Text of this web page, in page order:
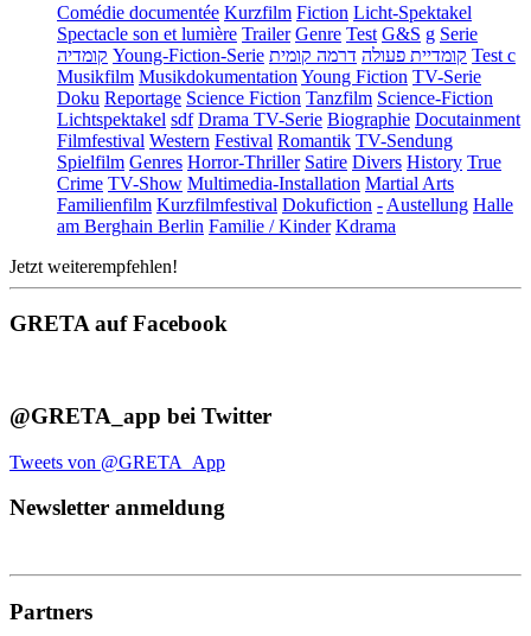
Comédie documentée Kurzfilm Fiction Licht-Spektakel
Spectacle son et lumière Trailer Genre Test G&S g Serie
קומדיה Young-Fiction-Serie קומדיית פעולה דרמה קומית
Test c
Musikfilm Musikdokumentation Young Fiction TV-Serie
Doku Reportage Science Fiction Tanzfilm Science-Fiction
Lichtspektakel sdf Drama TV-Serie Biographie Docutainment
Filmfestival Western Festival Romantik TV-Sendung
Spielfilm Genres Horror-Thriller Satire Divers History True
Crime TV-Show Multimedia-Installation Martial Arts
Familienfilm Kurzfilmfestival Dokufiction - Austellung Halle
am Berghain Berlin Familie / Kinder Kdrama
Jetzt weiterempfehlen!
GRETA auf Facebook
@GRETA_app bei Twitter
Tweets von @GRETA_App
Newsletter anmeldung
Partners